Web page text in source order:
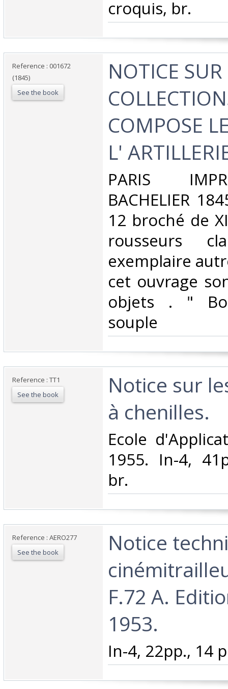
croquis, br.‎
Reference : 001672
(1845)
See the book
‎NOTICE SUR
COMPOSE
L'
‎PARIS
BACHELIER
12 broché de
rousseurs
exemplaire
cet ouvrage
objets . "
souple ‎
Reference : TT1
See the book
‎Notice sur
à chenilles.‎
‎Ecole
1955. In-4,
br.‎
Reference : AERO277
See the book
‎Notice
F.72 A.
1953.‎
‎In-4, 22pp., 14